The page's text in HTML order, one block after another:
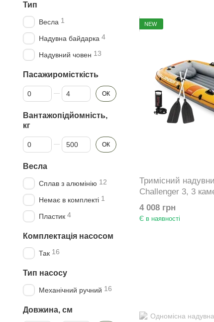
NEW
Тримісний
Challenger 3, 3
295х137х43см
4 008 грн
Є в наявності
Тип
Весла 1
Надувна байдарка 4
Надувний човен 13
Пасажиромісткість
Від Пасажиромісткість
До Пасажиромісткість ОК
Вантажопідйомність,
кг
Від Вантажопідйомність, кг
До Вантажопідйомність, кг
ОК
Весла
Сплав з алюмінію 12
Немає в комплекті 1
Пластик 4
Комплектація насосом
Так 16
Тип насосу
Механічний ручний 16
Довжина, см